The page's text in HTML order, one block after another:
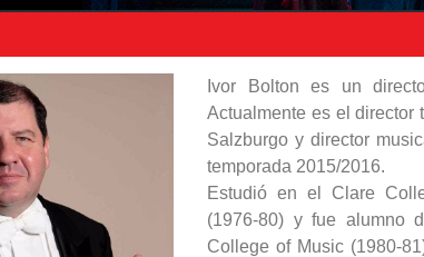
Ivor Bolton es un
Actualmente es el director
Salzburgo y director
temporada 2015/2016.
Estudió en el Clare
(1976-80) y fue alumno
College of Music (1980-